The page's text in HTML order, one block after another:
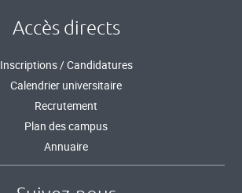
Accès directs
Inscriptions / Candidatures
Calendrier universitaire
Recrutement
Plan des campus
Annuaire